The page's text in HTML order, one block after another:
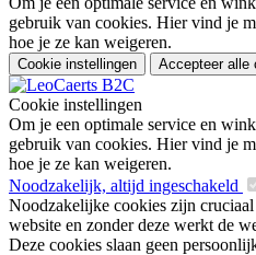
gebruik van cookies. Hier vind je
hoe je ze kan weigeren.
Cookie instellingen Accepteer alle
Cookie instellingen
Om je een optimale service en
gebruik van cookies. Hier vind je
hoe je ze kan weigeren.
Noodzakelijk, altijd ingeschakeld
Noodzakelijke cookies zijn
website en zonder deze werkt de
Deze cookies slaan geen